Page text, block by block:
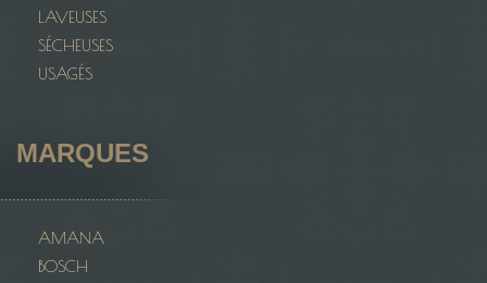
LAVEUSES
SÉCHEUSES
USAGÉS
MARQUES
AMANA
BOSCH